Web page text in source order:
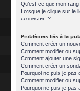
Qu’est-ce que mon
Lorsque je clique sur le
connecter !?
Problèmes liés à la
Comment créer un
Comment modifier ou
Comment ajouter une
Comment créer un
Pourquoi ne puis-je pas
Comment modifier ou
Pourquoi ne puis-je pas